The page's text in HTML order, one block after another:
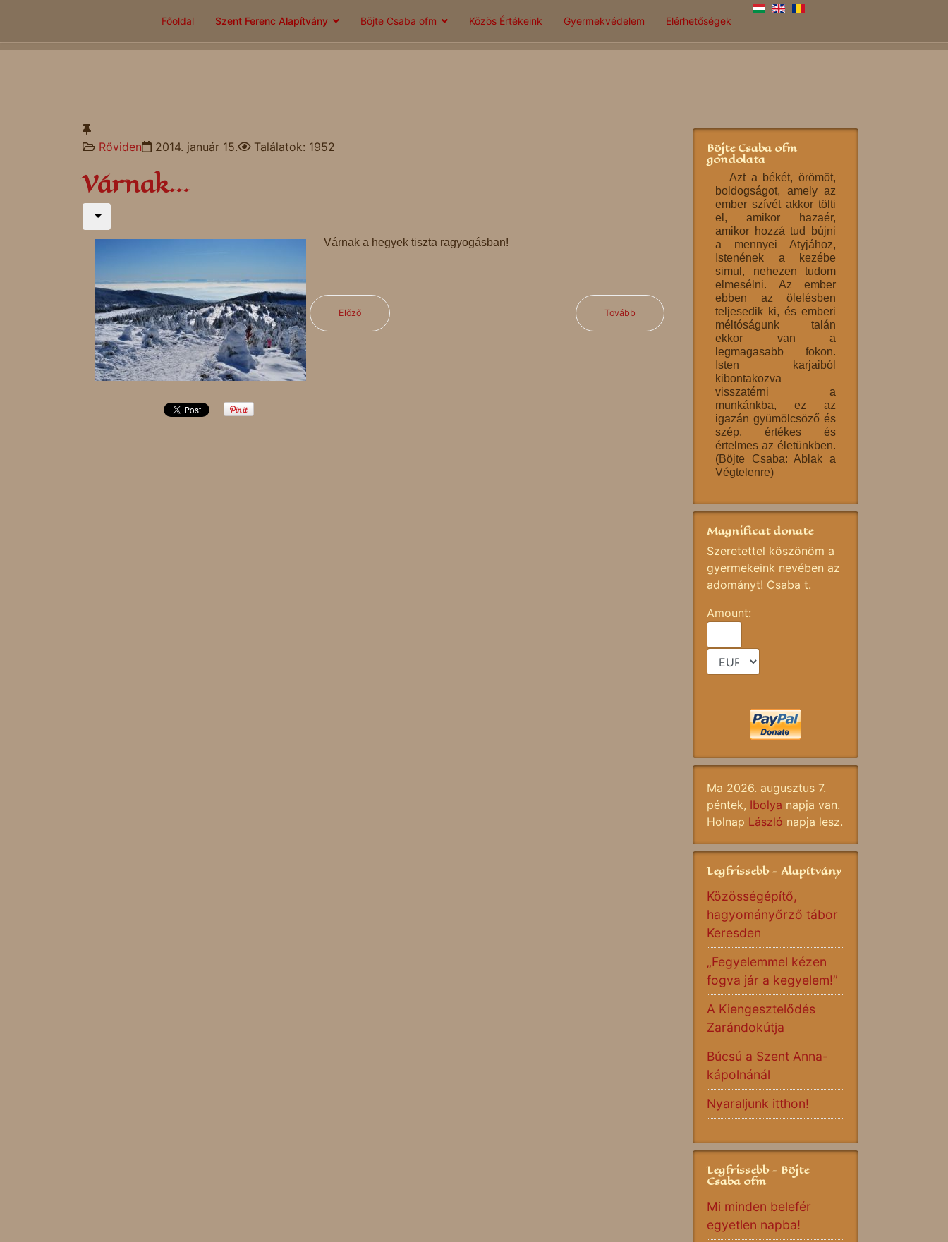
Főoldal Szent Ferenc Alapítvány Böjte Csaba ofm Közös Értékeink Gyermekvédelem Elérhetőségek
Rőviden 2014. január 15. Találatok: 1952
Várnak...
Várnak a hegyek tiszta ragyogásban!
Előző Tovább
Böjte Csaba ofm
gondolata
Azt a békét, örömöt,
boldogságot, amely az
ember szívét akkor tölti
el, amikor hazaér,
amikor hozzá tud bújni
a mennyei Atyjához,
Istenének a kezébe
simul, nehezen tudom
elmesélni. Az ember
ebben az ölelésben
teljesedik ki, és emberi
méltóságunk talán
ekkor van a
legmagasabb fokon.
Isten karjaiból
kibontakozva
visszatérni a
munkánkba, ez az
igazán gyümölcsöző és
szép, értékes és
értelmes az életünkben.
(Böjte Csaba: Ablak a
Végtelenre)
Magnificat donate
Szeretettel köszönöm a
gyermekeink nevében az
adományt! Csaba t.
Amount:
Ma 2026. augusztus 7.
péntek, Ibolya napja van.
Holnap László napja lesz.
Legfrissebb - Alapítvány
Közösségépítő,
hagyományőrző tábor
Keresden
„Fegyelemmel kézen
fogva jár a kegyelem!”
A Kiengesztelődés
Zarándokútja
Búcsú a Szent Anna-
kápolnánál
Nyaraljunk itthon!
Legfrissebb - Böjte
Csaba ofm
Mi minden belefér
egyetlen napba!